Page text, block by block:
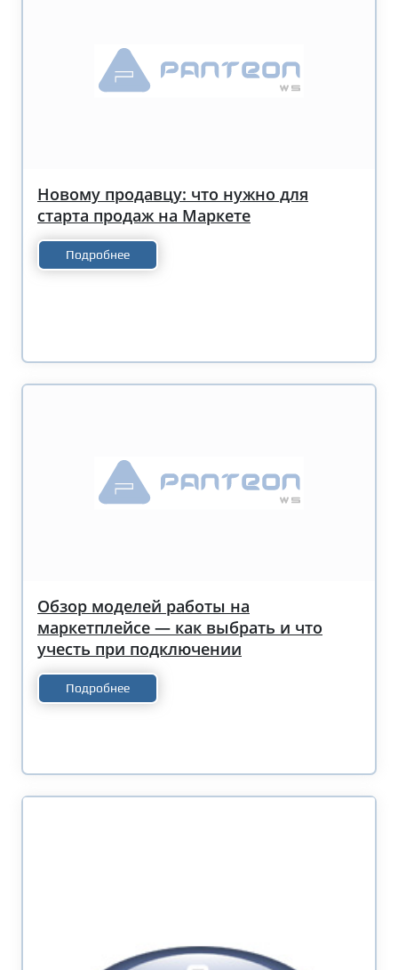
Новому продавцу: что нужно для
старта продаж на Маркете
Подробнее
Обзор моделей работы на
маркетплейсе — как выбрать и что
учесть при подключении
Подробнее